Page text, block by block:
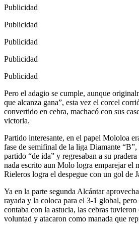
Publicidad
Publicidad
Publicidad
Publicidad
Publicidad
Pero el adagio se cumple, aunque
que alcanza gana”, esta vez el corcel
convertido en cebra, machacó con sus
victoria.
Partido interesante, en el papel Mololoa
fase de semifinal de la liga Diamante
partido “de ida” y regresaban a su
nada escrito aun Molo logra emparejar el
Rieleros logra el despegue con un gol de
Ya en la parte segunda Alcántar
rayada y la coloca para el 3-1 global,
contaba con la astucia, las cebras
voluntad y atacaron como manada que